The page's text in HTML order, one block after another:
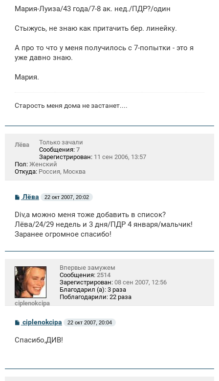
е
Мария-Луиза/43 года/7-8 ак. нед./ПДР?/один
Стыжусь, не знаю как притачить бер. линейку.
А про то что у меня получилось с 7-попытки - это я
уже давно знаю.
Мария.
Старость меня дома не застанет....
Лёва
Только зачали
Сообщения: 7
Зарегистрирован: 11 сен 2006, 13:57
Пол: Женский
Откуда: Россия, Москва
С
б
щ
н
е
Лёва 22 окт 2007, 20:02
Div,а можно меня тоже добавить в список?
Лёва/24/29 недель и 3 дня/ПДР 4 января/мальчик!
Заранее огромное спасибо!
ciplenokcipa
Впервые замужем
Сообщения: 2514
Зарегистрирован: 08 сен 2007, 12:56
Благодарил (а): 3 раза
Поблагодарили: 22 раза
С
б
и
ciplenokcipa 22 окт 2007, 20:04
Спасибо,ДИВ!